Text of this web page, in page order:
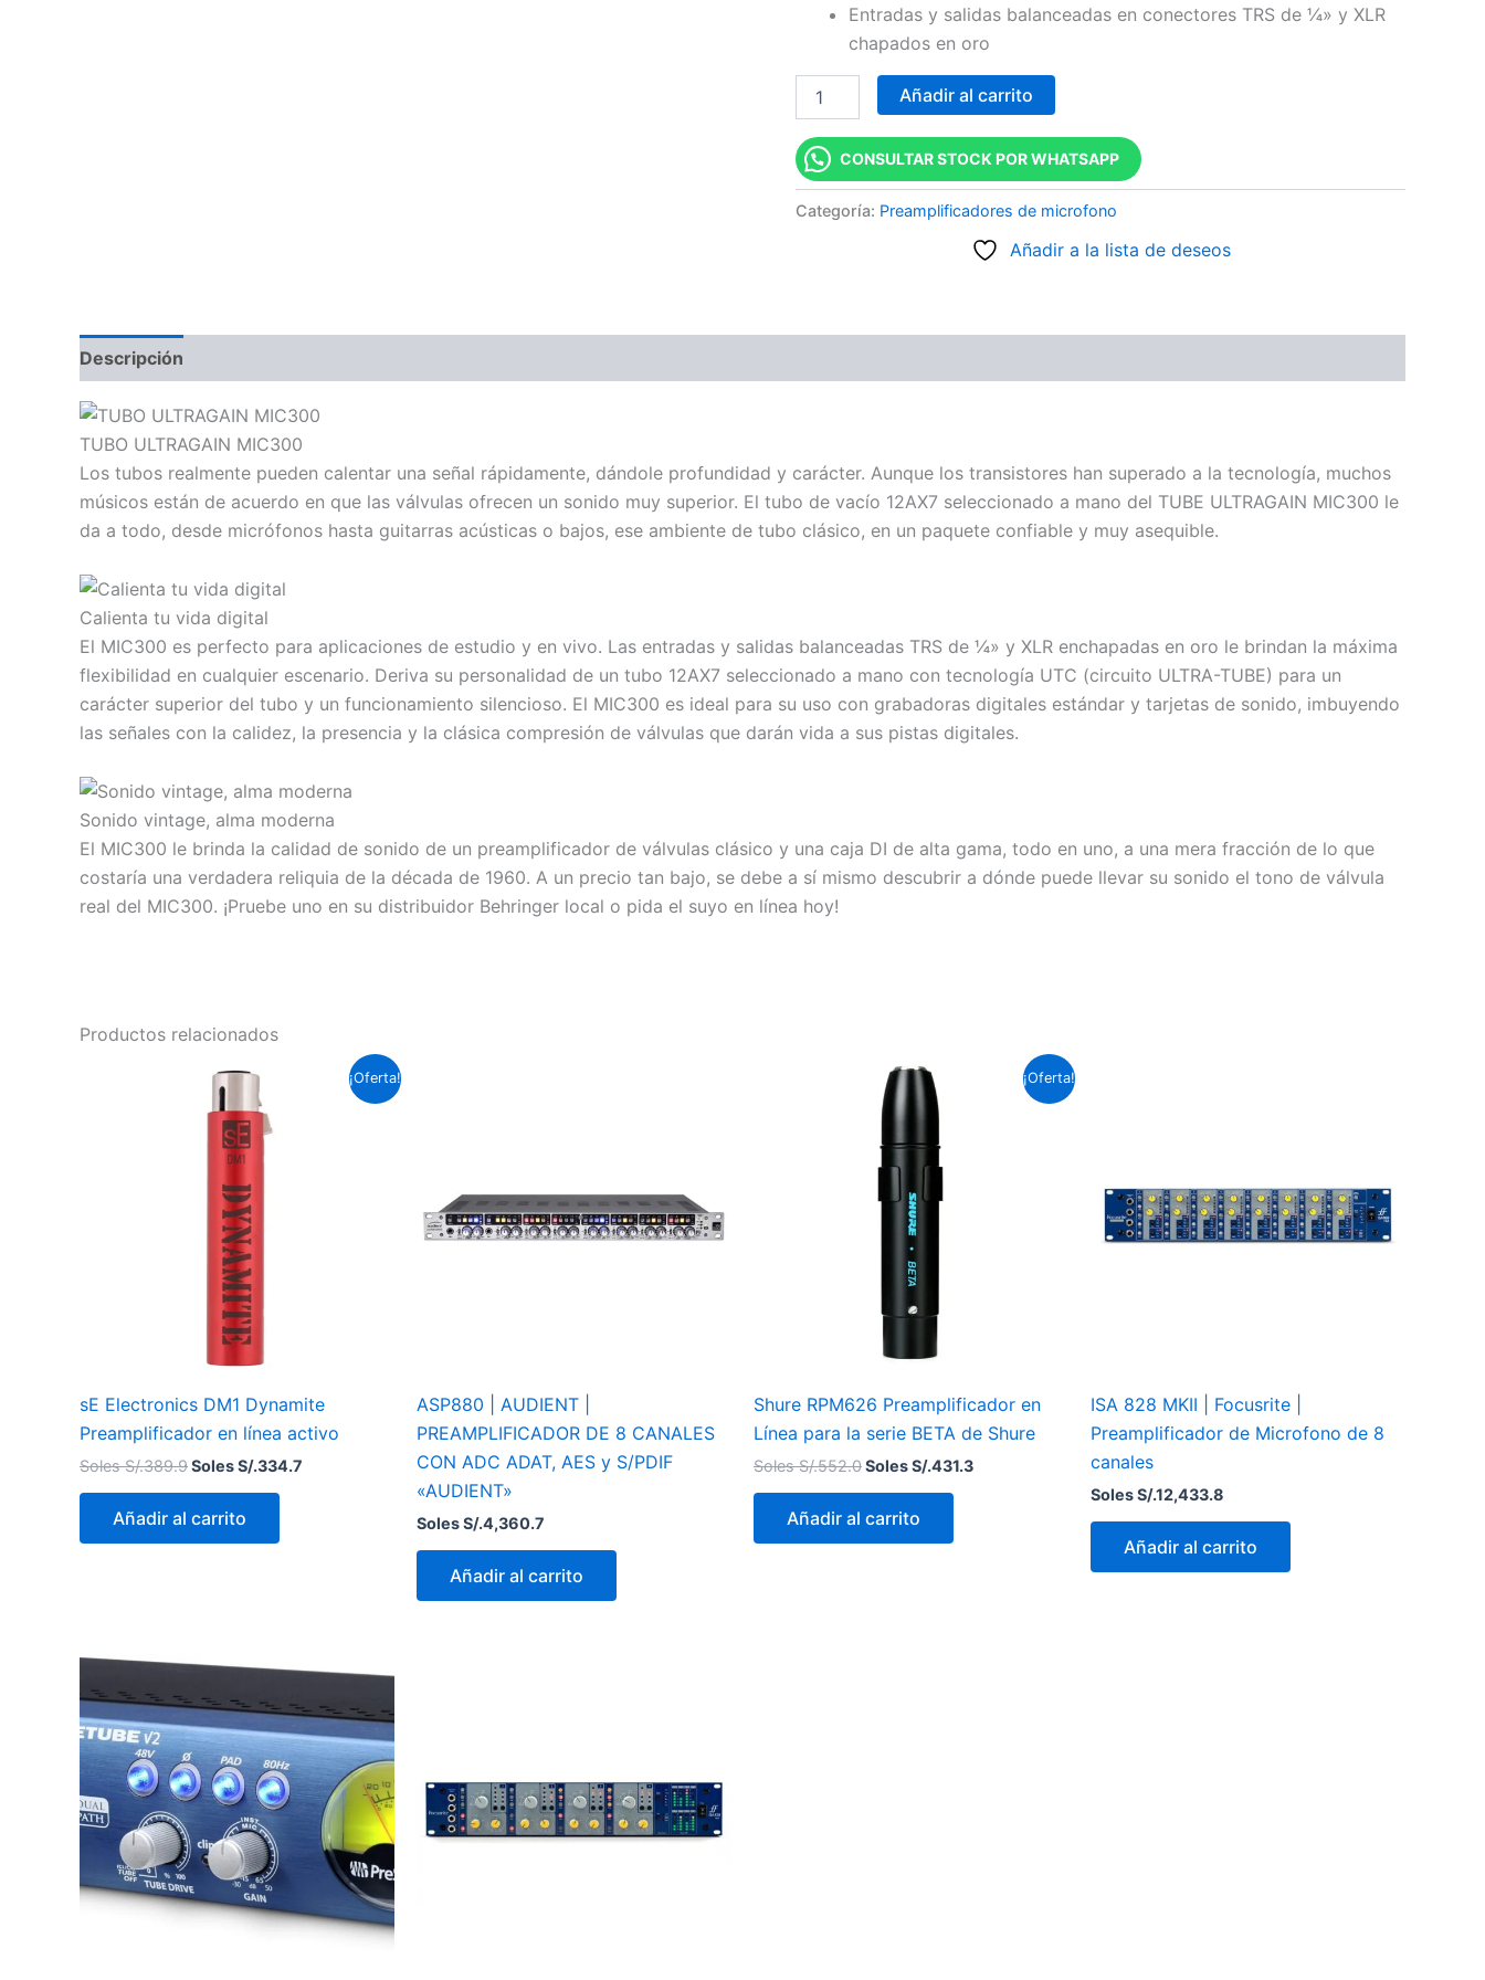
Entradas y salidas balanceadas en conectores TRS de ¼» y XLR
chapados en oro
Añadir al carrito
CONSULTAR STOCK POR WHATSAPP
Categoría: Preamplificadores de microfono
Añadir a la lista de deseos
Descripción
TUBO ULTRAGAIN MIC300
Los tubos realmente pueden calentar una señal rápidamente, dándole profundidad y carácter. Aunque los transistores han superado a la tecnología, muchos
músicos están de acuerdo en que las válvulas ofrecen un sonido muy superior. El tubo de vacío 12AX7 seleccionado a mano del TUBE ULTRAGAIN MIC300 le
da a todo, desde micrófonos hasta guitarras acústicas o bajos, ese ambiente de tubo clásico, en un paquete confiable y muy asequible.
Calienta tu vida digital
El MIC300 es perfecto para aplicaciones de estudio y en vivo. Las entradas y salidas balanceadas TRS de ¼» y XLR enchapadas en oro le brindan la máxima
flexibilidad en cualquier escenario. Deriva su personalidad de un tubo 12AX7 seleccionado a mano con tecnología UTC (circuito ULTRA-TUBE) para un
carácter superior del tubo y un funcionamiento silencioso. El MIC300 es ideal para su uso con grabadoras digitales estándar y tarjetas de sonido, imbuyendo
las señales con la calidez, la presencia y la clásica compresión de válvulas que darán vida a sus pistas digitales.
Sonido vintage, alma moderna
El MIC300 le brinda la calidad de sonido de un preamplificador de válvulas clásico y una caja DI de alta gama, todo en uno, a una mera fracción de lo que
costaría una verdadera reliquia de la década de 1960. A un precio tan bajo, se debe a sí mismo descubrir a dónde puede llevar su sonido el tono de válvula
real del MIC300. ¡Pruebe uno en su distribuidor Behringer local o pida el suyo en línea hoy!
Productos relacionados
¡Oferta!
sE Electronics DM1 Dynamite
Preamplificador en línea activo
Soles S/.389.9
precio
original
Soles
S/.389.9.
Soles S/.334.7
precio
Añadir al carrito
ASP880 | AUDIENT |
PREAMPLIFICADOR DE 8 CANALES
CON ADC ADAT, AES y S/PDIF
«AUDIENT»
Soles S/.4,360.7
Añadir al carrito
¡Oferta!
Shure RPM626 Preamplificador en
Línea para la serie BETA de Shure
Soles S/.552.0
precio
original
Soles
S/.552.0.
Soles S/.431.3
Añadir al carrito
ISA 828 MKII | Focusrite |
Preamplificador de Microfono de 8
canales
Soles S/.12,433.8
Añadir al carrito